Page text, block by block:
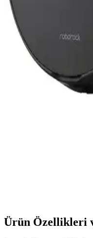
Roborock S5 Max
Temizlikte Yeni
Roborock S5 Max uyumlu 6
sunarak robot süpürgenizin
bakımını kolaylaştırır.
Roborock Q Revo
Süpürgelerin
Roborock Q Revo Master
özellikleriyle ev
Ürün Özellikleri